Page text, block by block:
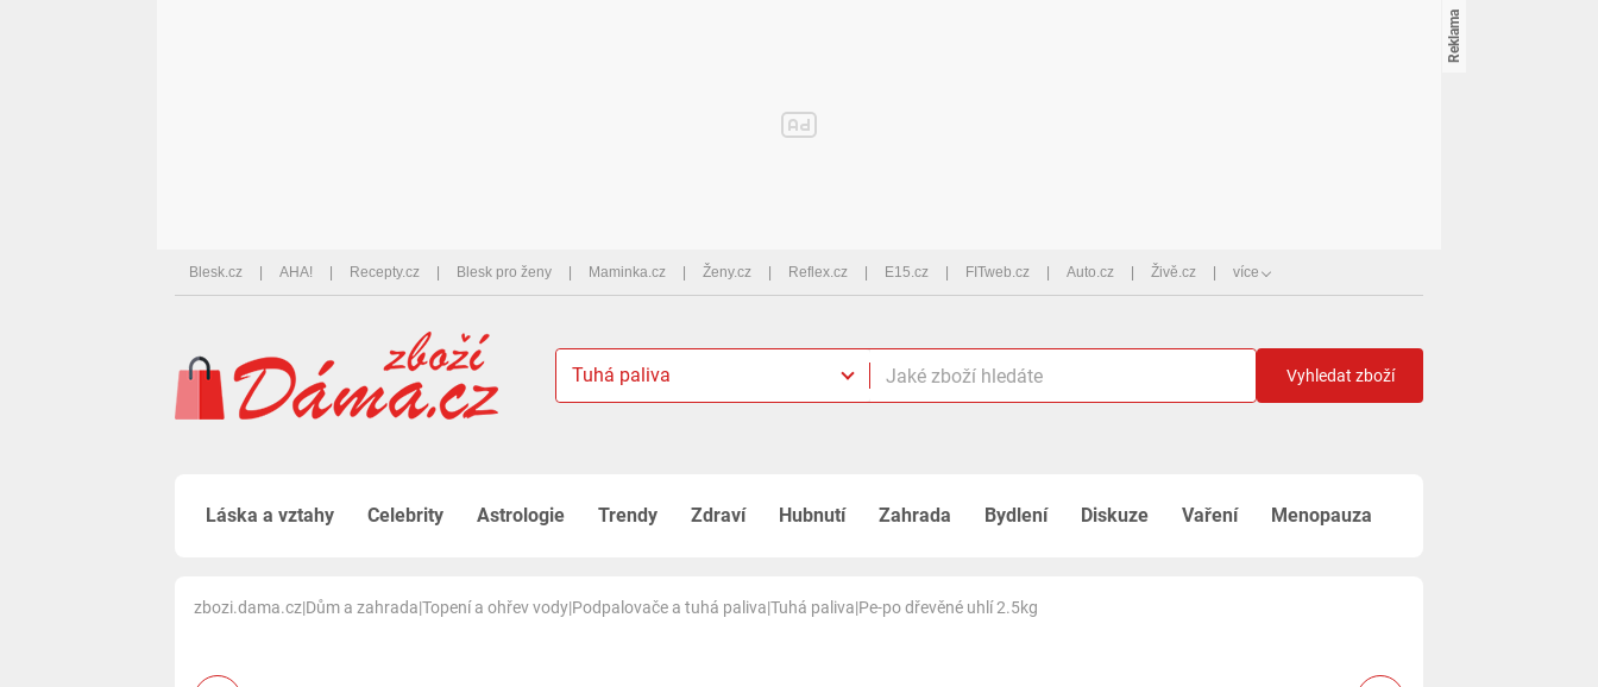
Blesk.cz AHA! Recepty.cz Blesk pro ženy Maminka.cz Ženy.cz Reflex.cz E15.cz FITweb.cz Auto.cz Živě.cz více
Tuhá paliva Vyhledat zboží
Láska a vztahy Celebrity Astrologie Trendy Zdraví Hubnutí Zahrada Bydlení Diskuze Vaření Menopauza
zbozi.dama.cz|Dům a zahrada|Topení a ohřev vody|Podpalovače a tuhá paliva|Tuhá paliva|Pe-po dřevěné uhlí 2.5kg